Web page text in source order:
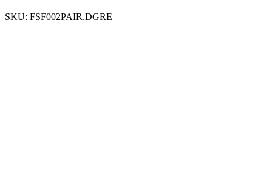
SKU: FSF002PAIR.DGRE